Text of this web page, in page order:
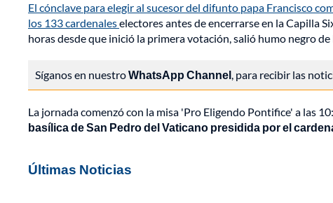
El cónclave para elegir al sucesor del difunto papa Francisco
los 133 cardenaleselectores antes de encerrarse en la Capilla
horas desde que inició la primera votación, salió humo negro de
Síganos en nuestroWhatsApp Channel, para recibir las
La jornada comenzó con la misa 'Pro Eligendo Pontifice' a las
basílica de San Pedro del Vaticano presidida por el
Últimas Noticias